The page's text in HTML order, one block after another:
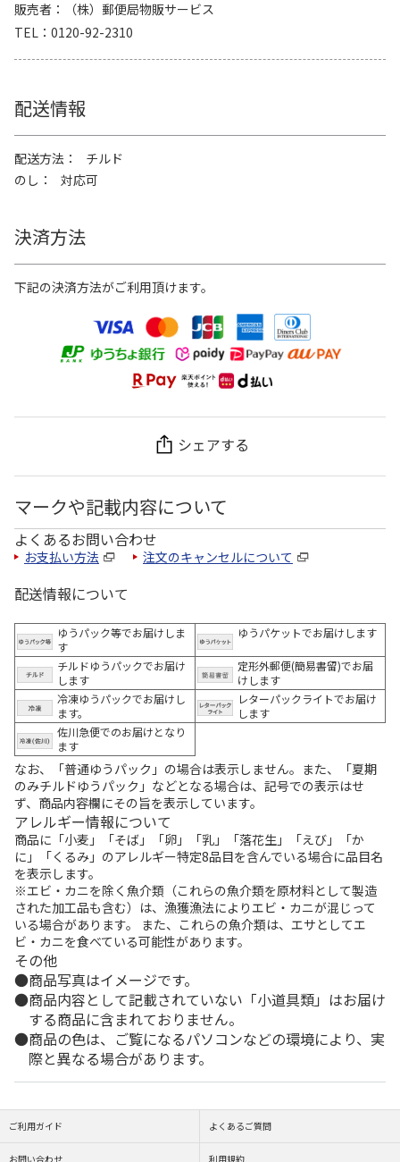
販売者
（株）郵便局物販サービス
TEL
0120-92-2310
配送情報
配送方法
チルド
のし
対応可
決済方法
下記の決済方法がご利用頂けます。
シェアする
マークや記載内容について
よくあるお問い合わせ
お支払い方法 注文のキャンセルについて
配送情報について
ゆうパック等でお届けしま
す
ゆうパケットでお届けします
チルドゆうパックでお届け
します
定形外郵便(簡易書留)でお届
けします
冷凍ゆうパックでお届けし
ます。
レターパックライトでお届け
します
佐川急便でのお届けとなり
ます
なお、「普通ゆうパック」の場合は表示しません。また、「夏期
のみチルドゆうパック」などとなる場合は、記号での表示はせ
ず、商品内容欄にその旨を表示しています。
アレルギー情報について
商品に「小麦」「そば」「卵」「乳」「落花生」「えび」「か
に」「くるみ」のアレルギー特定8品目を含んでいる場合に品目名
を表示します。
※エビ・カニを除く魚介類（これらの魚介類を原材料として製造
された加工品も含む）は、漁獲漁法によりエビ・カニが混じって
いる場合があります。 また、これらの魚介類は、エサとしてエ
ビ・カニを食べている可能性があります。
その他
商品写真はイメージです。
商品内容として記載されていない「小道具類」はお届け
する商品に含まれておりません。
商品の色は、ご覧になるパソコンなどの環境により、実
際と異なる場合があります。
ご利用ガイド よくあるご質問
お問い合わせ 利用規約